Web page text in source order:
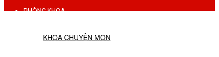
PHÒNG KHOA
KHOA CHUYÊN MÔN